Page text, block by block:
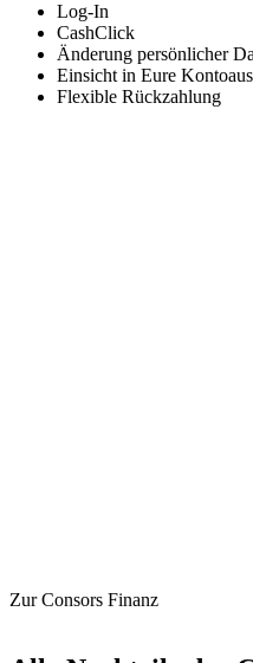
Log-In
CashClick
Änderung persönlicher
Einsicht in Eure
Flexible Rückzahlung
Zur Consors Finanz